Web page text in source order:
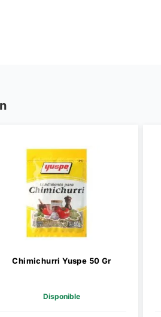
Chimichurri Yuspe 50 Gr
Disponible